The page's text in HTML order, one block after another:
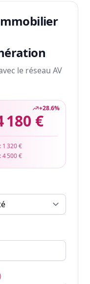
le réseau AV
+28.6%
180 €
1 320 €
4 500 €